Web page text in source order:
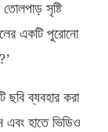
তোলপাড় সৃষ্টি
একটি পুরোনো
?’
ছবি ব্যবহার করা
এবং হাতে ভিডিও